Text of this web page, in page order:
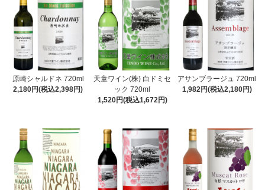
原崎シャルドネ 720ml
2,180円(税込2,398円)
天童ワイン(株) 白ドミセ
ック 720ml
1,520円(税込1,672円)
アサンブラージュ 720ml
1,982円(税込2,180円)